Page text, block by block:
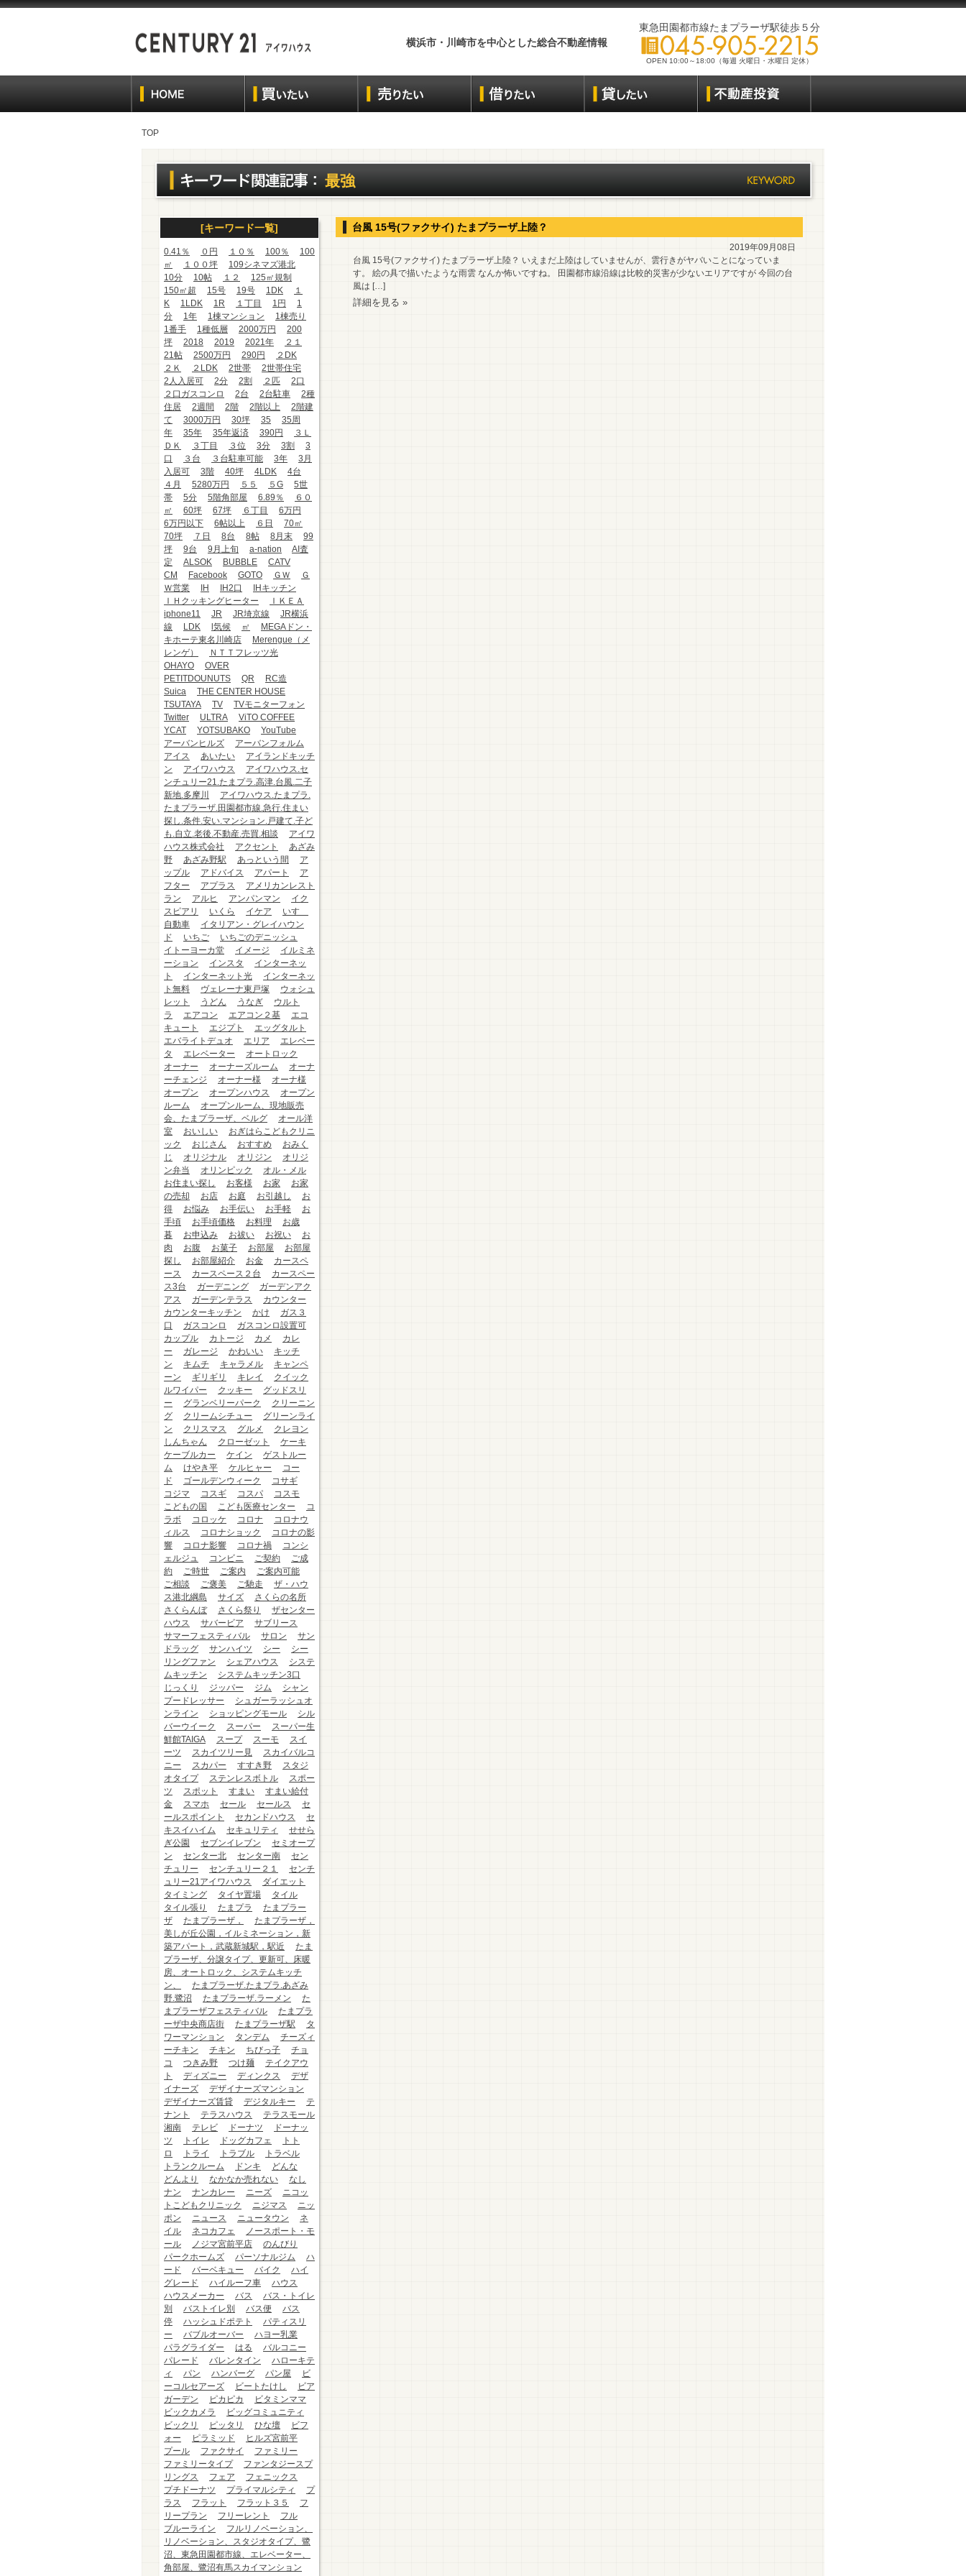
横浜市・川崎市を中心とした総合不動産情報
東急田園都市線たまプラーザ駅徒歩５分
OPEN 10:00～18:00（毎週 火曜日・水曜日 定休）
TOP
最強
[キーワード一覧]
0.41％ ０円 １０％ 100％
100
㎡
１００坪
109シネマズ港北
10分
10帖 １２
125㎡規制
150㎡超
15号 19号 1DK
１
K
1LDK 1R １丁目 1円
1
分
1年 1棟マンション
1棟売り
1番手
1種低層 2000万円
200
坪
2018 2019 2021年
２１
21帖
2500万円 290円
２DK
２Ｋ
２LDK 2世帯
2世帯住宅
2人入居可
2分 2割 ２匹
2口
２口ガスコンロ
2台 2台駐車
2種
住居
2週間 2階 2階以上
2階建
て
3000万円 30坪 35
35周
年
35年 35年返済 390円
３Ｌ
ＤＫ
３丁目 ３位 3分 3割
3
口
３台 ３台駐車可能 3年
3月
入居可
3階 40坪 4LDK
4台
４月
5280万円 ５５ ５G
5世
帯
5分 5階角部屋 6.89％
６０
㎡
60坪 67坪 ６丁目
6万円
6万円以下
6帖以上 ６日
70㎡
70坪
７日 8台 8帖 8月末
99
坪
9台 9月上旬 a-nation
AI査
定
ALSOK BUBBLE
CATV
CM
Facebook GOTO ＧＷ
Ｇ
Ｗ営業
IH IH2口
IHキッチン
ＩＨクッキングヒーター
ＩＫＥＡ
iphone11
JR JR埼京線
JR横浜
線
LDK l気候 ㎡
MEGAドン・
キホーテ東名川崎店
Merengue（メ
レンゲ）
ＮＴＴフレッツ光
OHAYO
OVER
PETITDOUNUTS
QR
RC造
Suica
THE CENTER HOUSE
TSUTAYA
TV
TVモニターフォン
Twitter
ULTRA
ViTO COFFEE
YCAT
YOTSUBAKO
YouTube
アーバンヒルズ
アーバンフォルム
アイス
あいたい
アイランドキッチ
ン
アイワハウス
アイワハウス.セ
ンチュリー21.たまプラ.高津.台風.二子
新地.多摩川
アイワハウス.たまプラ.
たまプラーザ.田園都市線.急行.住まい
探し.条件.安い.マンション.戸建て.子ど
も.自立.老後.不動産.売買.相談
アイワ
ハウス株式会社
アクセント
あざみ
野
あざみ野駅 あっという間
ア
ップル
アドバイス アパート
ア
フター
アプラス
アメリカンレスト
ラン
アルヒ アンパンマン
イク
スピアリ
いくら イケア
いすゞ
自動車
イタリアン・グレイハウン
ド
いちご
いちごのデニッシュ
イトーヨーカ堂
イメージ
イルミネ
ーション
インスタ
インターネッ
ト
インターネット光
インターネッ
ト無料
ヴェレーナ東戸塚
ウォシュ
レット
うどん うなぎ
ウルト
ラ
エアコン エアコン２基
エコ
キュート
エジプト
エッグタルト
エバライトデュオ
エリア
エレベー
タ
エレベーター
オートロック
オーナー
オーナーズルーム
オーナ
ーチェンジ
オーナー様
オーナ様
オープン
オープンハウス
オープン
ルーム
オープンルーム、現地販売
会、たまプラーザ、ベルグ
オール洋
室
おいしい
おぎはらこどもクリニ
ック
おじさん おすすめ
おみく
じ
オリジナル オリジン
オリジ
ン弁当
オリンピック
オル・メル
お住まい探し
お客様 お家
お家
の売却
お店 お庭 お引越し
お
得
お悩み お手伝い お手軽
お
手頃
お手頃価格 お料理
お歳
暮
お申込み お祓い お祝い
お
肉
お腹 お菓子 お部屋
お部屋
探し
お部屋紹介 お金
カースペ
ース
カースペース２台
カースペー
ス3台
ガーデニング
ガーデンアク
アス
ガーデンテラス
カウンター
カウンターキッチン
かけ
ガス３
口
ガスコンロ
ガスコンロ設置可
カップル
カトージ カメ
カレ
ー
ガレージ かわいい
キッチ
ン
キムチ キャラメル
キャンペ
ーン
ギリギリ キレイ
クイック
ルワイパー
クッキー
グッドスリ
ー
グランベリーパーク
クリーニン
グ
クリームシチュー
グリーンライ
ン
クリスマス グルメ
クレヨン
しんちゃん
クローゼット
ケーキ
ケーブルカー
ケイン
ゲストルー
ム
けやき平 ケルヒャー
コー
ド
ゴールデンウィーク
コサギ
コジマ
コスギ コスパ
コスモ
こどもの国
こども医療センター
コ
ラボ
コロッケ コロナ
コロナウ
ィルス
コロナショック
コロナの影
響
コロナ影響 コロナ禍
コンシ
ェルジュ
コンビニ ご契約
ご成
約
ご時世 ご案内
ご案内可能
ご相談
ご褒美 ご馳走
ザ・ハウ
ス港北綱島
サイズ
さくらの名所
さくらんぼ
さくら祭り
ザセンター
ハウス
サバービア
サブリース
サマーフェスティバル
サロン
サン
ドラッグ
サンハイツ シー
シー
リングファン
シェアハウス
システ
ムキッチン
システムキッチン3口
じっくり
ジッパー ジム
シャン
プードレッサー
シュガーラッシュオ
ンライン
ショッピングモール
シル
バーウイーク
スーパー
スーパー生
鮮館TAIGA
スープ スーモ
スイ
ーツ
スカイツリー見
スカイバルコ
ニー
スカパー すすき野
スタジ
オタイプ
ステンレスボトル
スポー
ツ
スポット すまい
すまい給付
金
スマホ セール セールス
セ
ールスポイント
セカンドハウス
セ
キスイハイム
セキュリティ
せせら
ぎ公園
セブンイレブン
セミオープ
ン
センター北 センター南
セン
チュリー
センチュリー２１
センチ
ュリー21アイワハウス
ダイエット
タイミング
タイヤ置場
タイル
タイル張り
たまプラ
たまプラー
ザ
たまプラーザ，
たまプラーザ，
美しが丘公園，イルミネーション，新
築アパート，武蔵新城駅，駅近
たま
プラーザ、分譲タイプ、更新可、床暖
房、オートロック、システムキッチ
ン、
たまプラーザ.たまプラ.あざみ
野.鷺沼
たまプラーザ.ラーメン
た
まプラーザフェスティバル
たまプラ
ーザ中央商店街
たまプラーザ駅
タ
ワーマンション
タンデム
チーズィ
ーチキン
チキン ちびっ子
チョ
コ
つきみ野 つけ麺
テイクアウ
ト
ディズニー ディンクス
デザ
イナーズ
デザイナーズマンション
デザイナーズ賃貸
デジタルキー
テ
ナント
テラスハウス
テラスモール
湘南
テレビ ドーナツ
ドーナッ
ツ
トイレ ドッグカフェ
トト
ロ
トライ トラブル
トラベル
トランクルーム
ドンキ
どんな
どんより
なかなか売れない
なし
ナン
ナンカレー ニーズ
ニコッ
トこどもクリニック
ニジマス
ニッ
ポン
ニュース ニュータウン
ネ
イル
ネコカフェ
ノースポート・モ
ール
ノジマ宮前平店
のんびり
パークホームズ
パーソナルジム
ハ
ード
バーベキュー バイク
ハイ
グレード
ハイルーフ車
ハウス
ハウスメーカー
バス
バス・トイレ
別
バストイレ別 バス便
バス
停
ハッシュドポテト
パティスリ
ー
バブルオーバー
ハヨー乳業
パラグライダー
はる
バルコニー
パレード
バレンタイン
ハローキテ
ィ
パン ハンバーグ パン屋
ビ
ーコルセアーズ
ビートたけし
ビア
ガーデン
ピカピカ
ビタミンママ
ビックカメラ
ビッグコミュニティ
ビックリ
ピッタリ ひな壇
ビフ
ォー
ピラミッド
ヒルズ宮前平
プール
ファクサイ
ファミリー
ファミリータイプ
ファンタジースプ
リングス
フェア
フェニックス
プチドーナツ
プライマルシティ
プ
ラス
フラット フラット３５
フ
リープラン
フリーレント
フル
ブルーライン
フルリノベーション、
リノベーション、スタジオタイプ、鷺
沼、東急田園都市線、エレベーター、
角部屋、鷺沼有馬スカイマンション
台風 15号(ファクサイ) たまプラーザ上陸？
2019年09月08日
台風 15号(ファクサイ) たまプラーザ上陸？ いえまだ上陸はしていませんが、雲行きがヤバいことになっていま
す。 絵の具で描いたような雨雲 なんか怖いですね。 田園都市線沿線は比較的災害が少ないエリアですが 今回の台
風は […]
詳細を見る »